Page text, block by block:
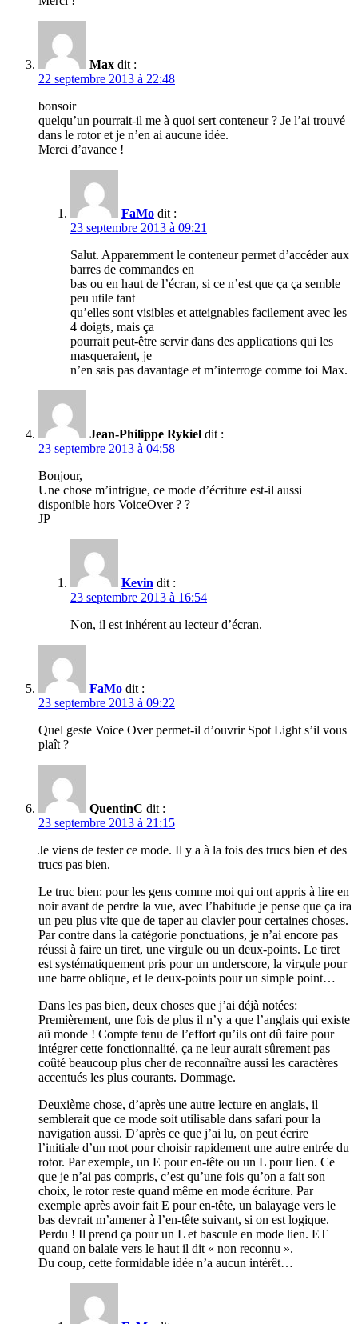
Max dit :
22 septembre 2013 à 22:48
bonsoir
quelqu’un pourrait-il me à quoi sert conteneur ? Je l’ai trouvé
dans le rotor et je n’en ai aucune idée.
Merci d’avance !
FaMo dit :
23 septembre 2013 à 09:21
Salut. Apparemment le conteneur permet d’accéder aux
barres de commandes en
bas ou en haut de l’écran, si ce n’est que ça ça semble
peu utile tant
qu’elles sont visibles et atteignables facilement avec les
4 doigts, mais ça
pourrait peut-être servir dans des applications qui les
masqueraient, je
n’en sais pas davantage et m’interroge comme toi Max.
Jean-Philippe Rykiel dit :
23 septembre 2013 à 04:58
Bonjour,
Une chose m’intrigue, ce mode d’écriture est-il aussi
disponible hors VoiceOver ? ?
JP
Kevin dit :
23 septembre 2013 à 16:54
Non, il est inhérent au lecteur d’écran.
FaMo dit :
23 septembre 2013 à 09:22
Quel geste Voice Over permet-il d’ouvrir Spot Light s’il vous
plaît ?
QuentinC dit :
23 septembre 2013 à 21:15
Je viens de tester ce mode. Il y a à la fois des trucs bien et des
trucs pas bien.
Le truc bien: pour les gens comme moi qui ont appris à lire en
noir avant de perdre la vue, avec l’habitude je pense que ça ira
un peu plus vite que de taper au clavier pour certaines choses.
Par contre dans la catégorie ponctuations, je n’ai encore pas
réussi à faire un tiret, une virgule ou un deux-points. Le tiret
est systématiquement pris pour un underscore, la virgule pour
une barre oblique, et le deux-points pour un simple point…
Dans les pas bien, deux choses que j’ai déjà notées:
Premièrement, une fois de plus il n’y a que l’anglais qui existe
aü monde ! Compte tenu de l’effort qu’ils ont dû faire pour
intégrer cette fonctionnalité, ça ne leur aurait sûrement pas
coûté beaucoup plus cher de reconnaître aussi les caractères
accentués les plus courants. Dommage.
Deuxième chose, d’après une autre lecture en anglais, il
semblerait que ce mode soit utilisable dans safari pour la
navigation aussi. D’après ce que j’ai lu, on peut écrire
l’initiale d’un mot pour choisir rapidement une autre entrée du
rotor. Par exemple, un E pour en-tête ou un L pour lien. Ce
que je n’ai pas compris, c’est qu’une fois qu’on a fait son
choix, le rotor reste quand même en mode écriture. Par
exemple après avoir fait E pour en-tête, un balayage vers le
bas devrait m’amener à l’en-tête suivant, si on est logique.
Perdu ! Il prend ça pour un L et bascule en mode lien. ET
quand on balaie vers le haut il dit « non reconnu ».
Du coup, cette formidable idée n’a aucun intérêt…